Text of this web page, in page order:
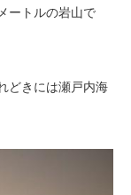
ートルの岩山で
どきには瀬戸内海